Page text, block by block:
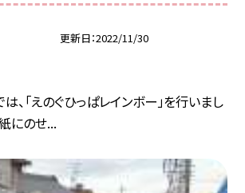
更新日 2022/11/30
、「えのぐひっぱレインボー」を行いまし
にのせ...